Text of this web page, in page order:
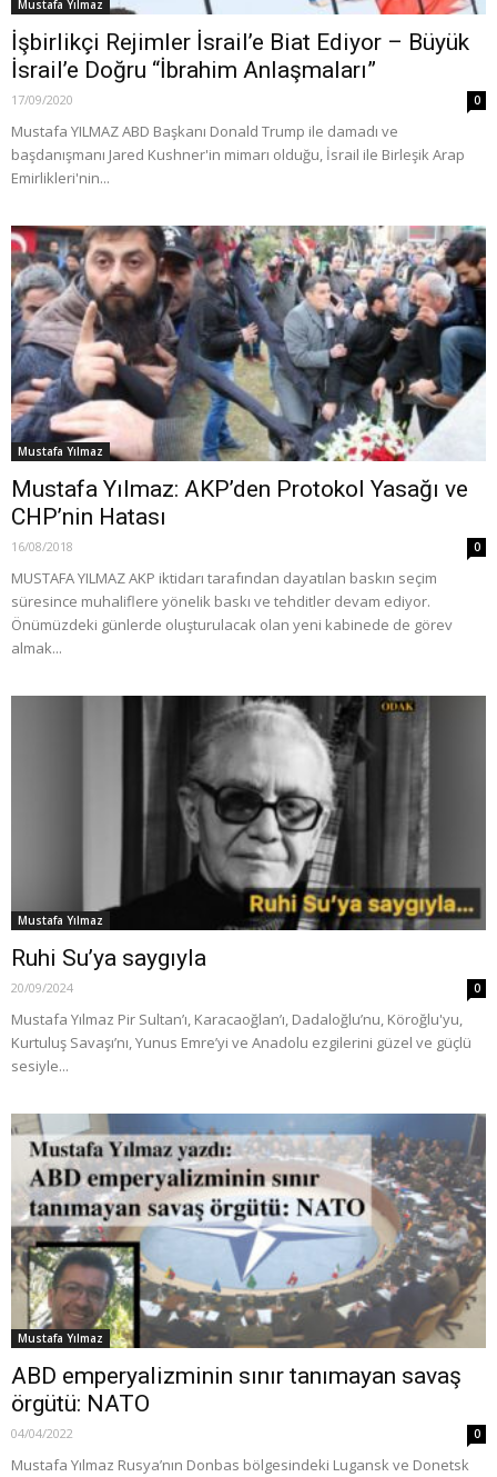
Mustafa Yılmaz
İşbirlikçi Rejimler İsrail’e Biat Ediyor – Büyük
İsrail’e Doğru “İbrahim Anlaşmaları”
17/09/2020 0
Mustafa YILMAZ ABD Başkanı Donald Trump ile damadı ve
başdanışmanı Jared Kushner'in mimarı olduğu, İsrail ile Birleşik Arap
Emirlikleri'nin...
Mustafa Yılmaz
Mustafa Yılmaz: AKP’den Protokol Yasağı ve
CHP’nin Hatası
16/08/2018 0
MUSTAFA YILMAZ AKP iktidarı tarafından dayatılan baskın seçim
süresince muhaliflere yönelik baskı ve tehditler devam ediyor.
Önümüzdeki günlerde oluşturulacak olan yeni kabinede de görev
almak...
Mustafa Yılmaz
Ruhi Su’ya saygıyla
20/09/2024 0
Mustafa Yılmaz Pir Sultan’ı, Karacaoğlan’ı, Dadaloğlu’nu, Köroğlu'yu,
Kurtuluş Savaşı’nı, Yunus Emre’yi ve Anadolu ezgilerini güzel ve güçlü
sesiyle...
Mustafa Yılmaz
ABD emperyalizminin sınır tanımayan savaş
örgütü: NATO
04/04/2022 0
Mustafa Yılmaz Rusya’nın Donbas bölgesindeki Lugansk ve Donetsk